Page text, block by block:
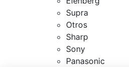
Supra
Otros
Sharp
Sony
Panasonic